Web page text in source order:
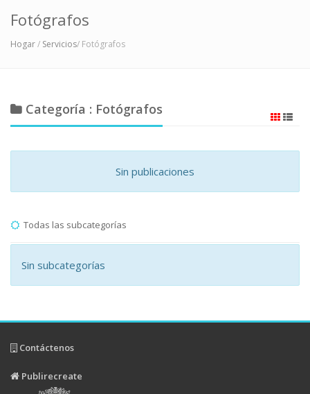
Fotógrafos
Hogar/ Servicios/ Fotógrafos
Categoría : Fotógrafos
Sin publicaciones
Todas las subcategorías
Sin subcategorías
Contáctenos
Publirecreate